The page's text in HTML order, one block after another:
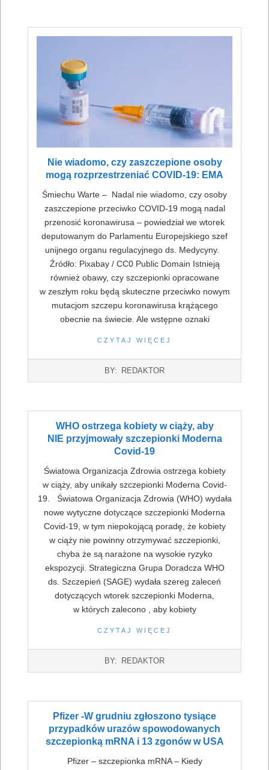
Nie wiadomo, czy zaszczepione osoby
mogą rozprzestrzeniać COVID-19: EMA
Śmiechu Warte – Nadal nie wiadomo, czy osoby
zaszczepione przeciwko COVID-19 mogą nadal
przenosić koronawirusa – powiedział we wtorek
deputowanym do Parlamentu Europejskiego szef
unijnego organu regulacyjnego ds. Medycyny.
Źródło: Pixabay / CC0 Public Domain Istnieją
również obawy, czy szczepionki opracowane
w zeszłym roku będą skuteczne przeciwko nowym
mutacjom szczepu koronawirusa krążącego
obecnie na świecie. Ale wstępne oznaki
CZYTAJ WIĘCEJ
BY: REDAKTOR
WHO ostrzega kobiety w ciąży, aby
NIE przyjmowały szczepionki Moderna
Covid-19
Światowa Organizacja Zdrowia ostrzega kobiety
w ciąży, aby unikały szczepionki Moderna Covid-
19. Światowa Organizacja Zdrowia (WHO) wydała
nowe wytyczne dotyczące szczepionki Moderna
Covid-19, w tym niepokojącą poradę, że kobiety
w ciąży nie powinny otrzymywać szczepionki,
chyba że są narażone na wysokie ryzyko
ekspozycji. Strategiczna Grupa Doradcza WHO
ds. Szczepień (SAGE) wydała szereg zaleceń
dotyczących wtorek szczepionki Moderna,
w których zalecono , aby kobiety
CZYTAJ WIĘCEJ
BY: REDAKTOR
Pfizer -W grudniu zgłoszono tysiące
przypadków urazów spowodowanych
szczepionką mRNA i 13 zgonów w USA
Pfizer – szczepionka mRNA – Kiedy